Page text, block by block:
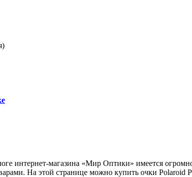
интернет-магазина «Мир Оптики» имеется
На этой странице можно купить очки Polaroid